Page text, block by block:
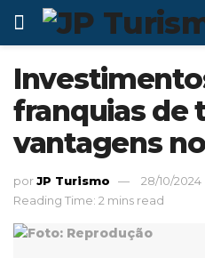
franquias de
vantagens
porJP Turismo
28/10/2024
Reading Time: 2 mins read